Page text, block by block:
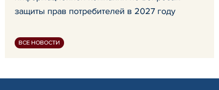
защиты прав потребителей в 2027 году
ВСЕ НОВОСТИ